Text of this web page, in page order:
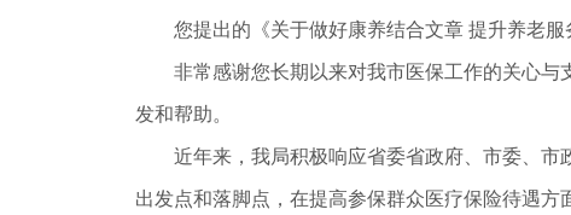
您提出的《关于做好康养结合文章 提升养老服
非常感谢您长期以来对我市医保工作的关心与
发和帮助。
近年来，我局积极响应省委省政府、市委、市
出发点和落脚点，在提高参保群众医疗保险待遇